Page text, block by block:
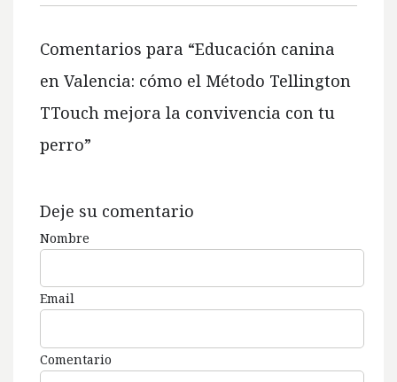
Comentarios para “Educación canina
en Valencia: cómo el Método Tellington
TTouch mejora la convivencia con tu
perro”
Deje su comentario
Nombre
Email
Comentario